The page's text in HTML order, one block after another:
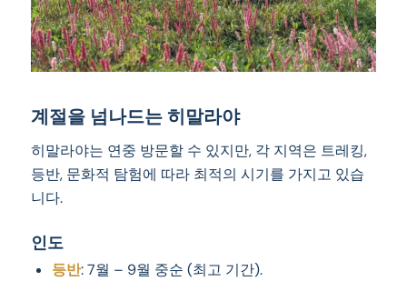
계절을 넘나드는 히말라야
히말라야는 연중 방문할 수 있지만, 각 지역은 트레킹,
등반, 문화적 탐험에 따라 최적의 시기를 가지고 있습
니다.
인도
등반: 7월 – 9월 중순 (최고 기간).